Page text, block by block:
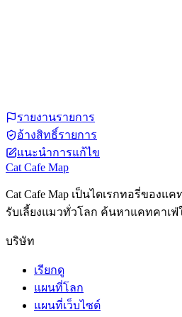
รายงานรายการ
อ้างสิทธิ์รายการ
แนะนำการแก้ไข
Cat Cafe Map
Cat Cafe Map เป็นไดเรกทอรี่ของแ
รับเลี้ยงแมวทั่วโลก ค้นหาแคทคาเ
บริษัท
เรียกดู
แผนที่โลก
แผนที่เว็บไซต์